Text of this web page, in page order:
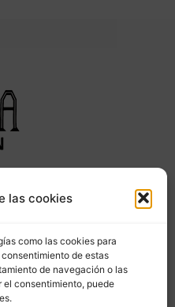
las cookies
como las cookies para
de estas
de navegación o las
consentimiento, puede